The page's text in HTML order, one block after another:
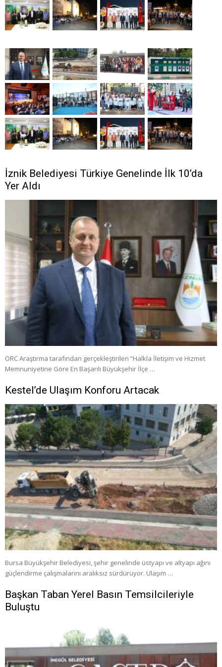
İznik Belediyesi Türkiye Genelinde İlk 10’da
Yer Aldı
ORC Araştırma tarafından gerçekleştirilen “Halkla İletişim ve Hizmet
Memnuniyetine Göre En Başarılı Büyükşehir İlçe …
Kestel’de Ulaşım Konforu Artacak
Bursa Büyükşehir Belediyesi, şehir genelinde üstyapı ve altyapı ağını
güçlendirme çalışmalarını aralıksız sürdürüyor. Ulaşım …
Başkan Taban Yerel Basın Temsilcileriyle
Buluştu